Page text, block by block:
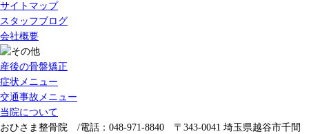
サイトマップ
スタッフブログ
会社概要
産後の骨盤矯正
症状メニュー
交通事故メニュー
当院について
おひさま整骨院 /電話：048-971-8840 〒343-0041 埼玉県越谷市千間